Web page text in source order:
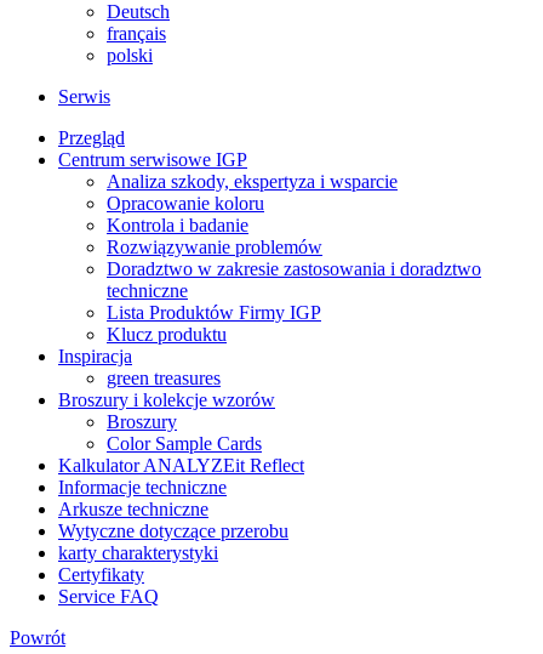
Deutsch
français
polski
Serwis
Przegląd
Centrum serwisowe IGP
Analiza szkody, ekspertyza i wsparcie
Opracowanie koloru
Kontrola i badanie
Rozwiązywanie problemów
Doradztwo w zakresie zastosowania i doradztwo
techniczne
Lista Produktów Firmy IGP
Klucz produktu
Inspiracja
green treasures
Broszury i kolekcje wzorów
Broszury
Color Sample Cards
Kalkulator ANALYZEit Reflect
Informacje techniczne
Arkusze techniczne
Wytyczne dotyczące przerobu
karty charakterystyki
Certyfikaty
Service FAQ
Powrót